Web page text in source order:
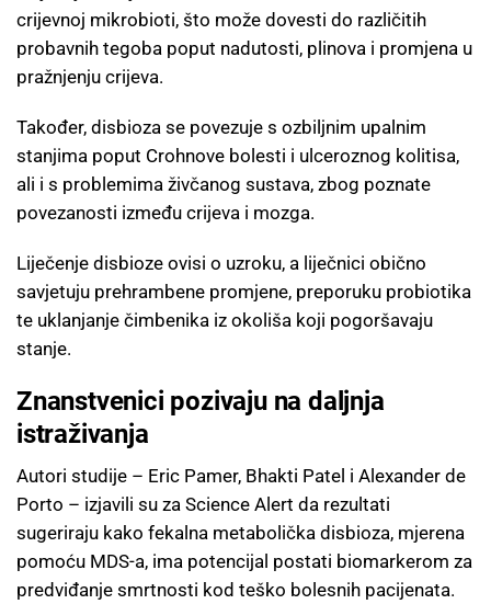
crijevnoj mikrobioti, što može dovesti do različitih
probavnih tegoba poput nadutosti, plinova i promjena u
pražnjenju crijeva.
Također, disbioza se povezuje s ozbiljnim upalnim
stanjima poput Crohnove bolesti i ulceroznog kolitisa,
ali i s problemima živčanog sustava, zbog poznate
povezanosti između crijeva i mozga.
Liječenje disbioze ovisi o uzroku, a liječnici obično
savjetuju prehrambene promjene, preporuku probiotika
te uklanjanje čimbenika iz okoliša koji pogoršavaju
stanje.
Znanstvenici pozivaju na daljnja
istraživanja
Autori studije – Eric Pamer, Bhakti Patel i Alexander de
Porto – izjavili su za Science Alert da rezultati
sugeriraju kako fekalna metabolička disbioza, mjerena
pomoću MDS-a, ima potencijal postati biomarkerom za
predviđanje smrtnosti kod teško bolesnih pacijenata.